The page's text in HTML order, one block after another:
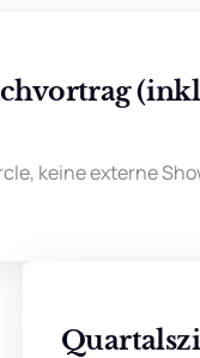
keine externe